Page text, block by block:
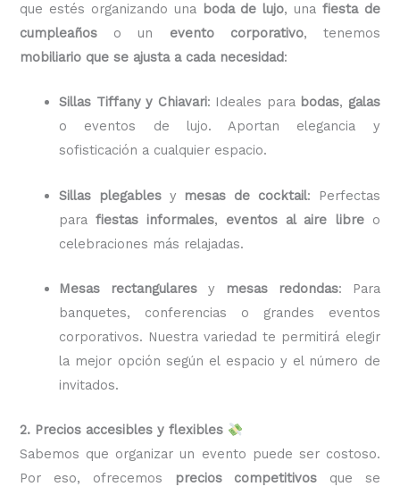
que estés organizando una boda de lujo, una fiesta de
cumpleaños o un evento corporativo, tenemos
mobiliario que se ajusta a cada necesidad:
Sillas Tiffany y Chiavari: Ideales para bodas, galas
o eventos de lujo. Aportan elegancia y
sofisticación a cualquier espacio.
Sillas plegablesy mesas de cocktail: Perfectas
parafiestas informales, eventos al aire libreo
celebraciones más relajadas.
Mesas rectangulares y mesas redondas: Para
banquetes, conferencias o grandes eventos
corporativos. Nuestra variedad te permitirá elegir
la mejor opción según el espacio y el número de
invitados.
2. Precios accesibles y flexibles
Sabemos que organizar un evento puede ser costoso.
Por eso, ofrecemos
precios competitivos que se